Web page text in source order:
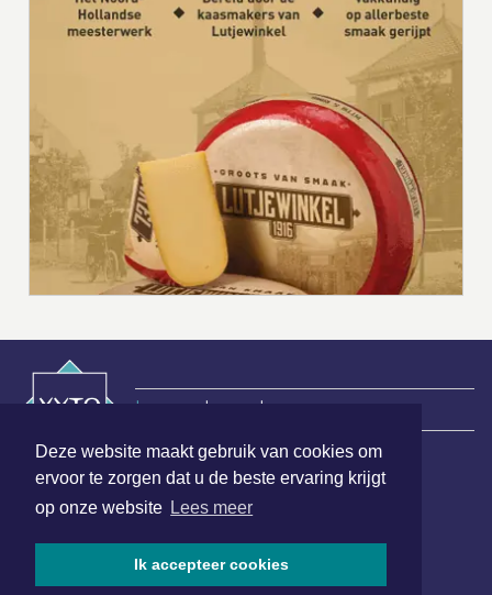
Deze website maakt gebruik van cookies om
ervoor te zorgen dat u de beste ervaring krijgt
op onze website Lees meer
Ik accepteer cookies
| Nieuws | Sport | Evenementen
Hoofdvestiging:
van Benthuizenlaan 1